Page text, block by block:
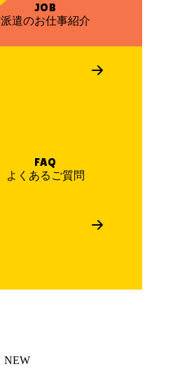
JOB
派遣のお仕事紹介
FAQ
よくあるご質問
NEW